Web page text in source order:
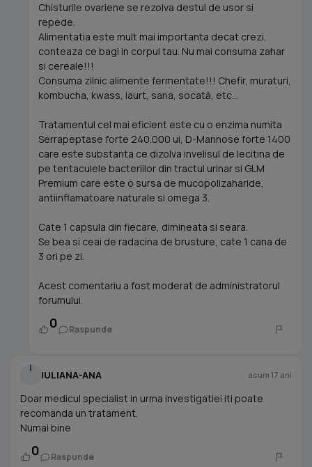
Chisturile ovariene se rezolva destul de usor si
repede.
Alimentatia este mult mai importanta decat crezi,
conteaza ce bagi in corpul tau. Nu mai consuma zahar
si cereale!!!
Consuma zilnic alimente fermentate!!! Chefir, muraturi,
kombucha, kwass, iaurt, sana, socată, etc…
Tratamentul cel mai eficient este cu o enzima numita
Serrapeptase forte 240.000 ui, D-Mannose forte 1400
care este substanta ce dizolva invelisul de lecitina de
pe tentaculele bacteriilor din tractul urinar si GLM
Premium care este o sursa de mucopolizaharide,
antiinflamatoare naturale si omega 3.
Cate 1 capsula din fiecare, dimineata si seara.
Se bea si ceai de radacina de brusture, cate 1 cana de
3 ori pe zi.
Acest comentariu a fost moderat de administratorul
forumului.
0 Raspunde
I
IULIANA-ANA acum 17 ani
Doar medicul specialist in urma investigatiei iti poate
recomanda un tratament.
Numai bine
0 Raspunde